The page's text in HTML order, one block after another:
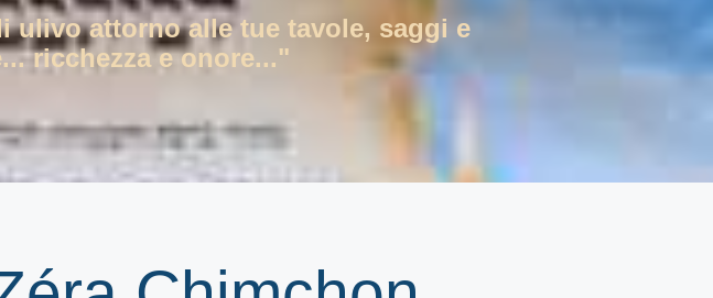
attorno alle tue tavole, saggi e
ricchezza e onore..."